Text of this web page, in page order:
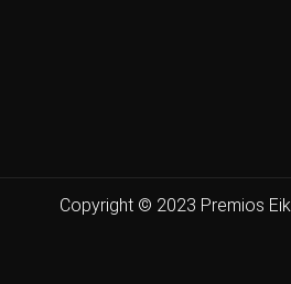
Copyright © 2023 Premios